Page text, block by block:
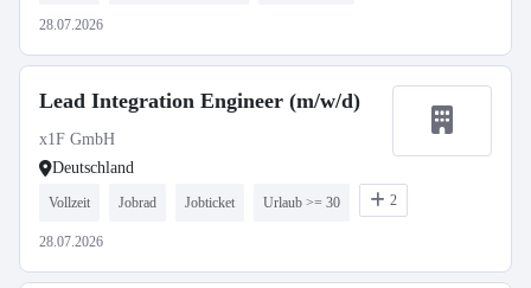
28.07.2026
Lead Integration Engineer (m/w/d)
x1F GmbH
Deutschland
Vollzeit Jobrad Jobticket Urlaub >= 30 2
28.07.2026